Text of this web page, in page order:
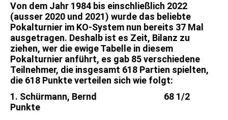
Von dem Jahr 1984 bis einschließlich 2022
(ausser 2020 und 2021) wurde das beliebte
Pokalturnier im KO-System nun bereits 37 Mal
ausgetragen. Deshalb ist es Zeit, Bilanz zu
ziehen, wer die ewige Tabelle in diesem
Pokalturnier anführt, es gab 85 verschiedene
Teilnehmer, die insgesamt 618 Partien spielten,
die 618 Punkte verteilen sich wie folgt:
1. Schürmann, Bernd 68 1/2
Punkte